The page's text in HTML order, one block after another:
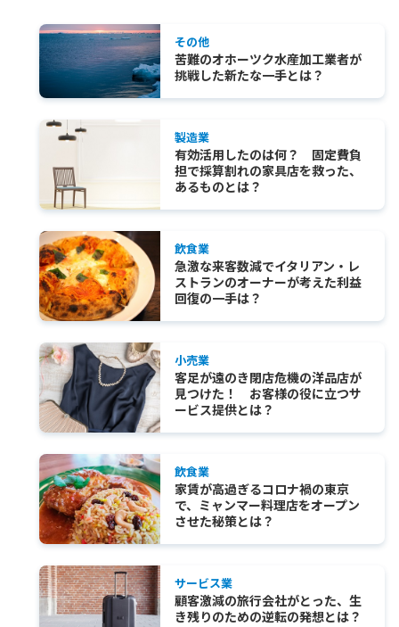
その他
苦難のオホーツク水産加工業者が
挑戦した新たな一手とは？
製造業
有効活用したのは何？ 固定費負
担で採算割れの家具店を救った、
あるものとは？
飲食業
急激な来客数減でイタリアン・レ
ストランのオーナーが考えた利益
回復の一手は？
小売業
客足が遠のき閉店危機の洋品店が
見つけた！ お客様の役に立つサ
ービス提供とは？
飲食業
家賃が高過ぎるコロナ禍の東京
で、ミャンマー料理店をオープン
させた秘策とは？
サービス業
顧客激減の旅行会社がとった、生
き残りのための逆転の発想とは？